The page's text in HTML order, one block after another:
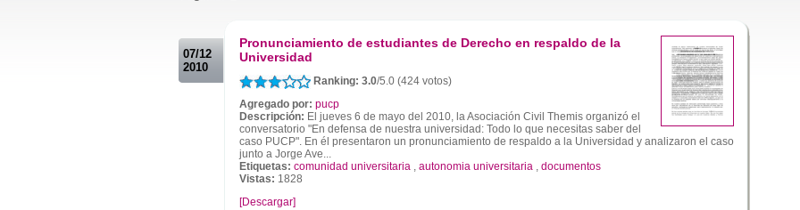
07/12
2010
Pronunciamiento de estudiantes de Derecho en respaldo de la
Universidad
Ranking: 3.0/5.0 (424 votos)
Agregado por: pucp
Descripción: El jueves 6 de mayo del 2010, la Asociación Civil Themis organizó el
conversatorio "En defensa de nuestra universidad: Todo lo que necesitas saber del
caso PUCP". En él presentaron un pronunciamiento de respaldo a la Universidad y analizaron el caso
junto a Jorge Ave...
Etiquetas: comunidad universitaria , autonomia universitaria , documentos
Vistas: 1828
[Descargar]